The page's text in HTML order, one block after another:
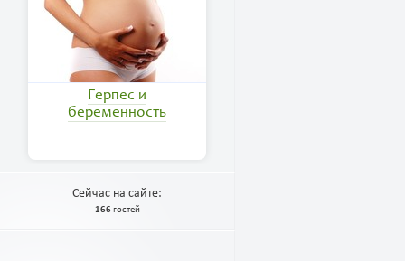
Герпес и
беременность
Сейчас на сайте:
166гостей